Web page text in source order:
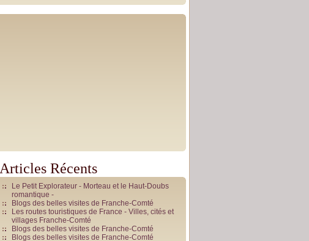
Articles Récents
Le Petit Explorateur - Morteau et le Haut-Doubs
romantique -
Blogs des belles visites de Franche-Comté
Les routes touristiques de France - Villes, cités et
villages Franche-Comté
Blogs des belles visites de Franche-Comté
Blogs des belles visites de Franche-Comté